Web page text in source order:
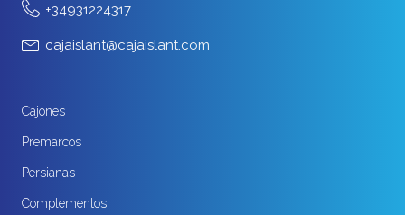
+34931224317
cajaislant@cajaislant.com
Cajones
Premarcos
Persianas
Complementos